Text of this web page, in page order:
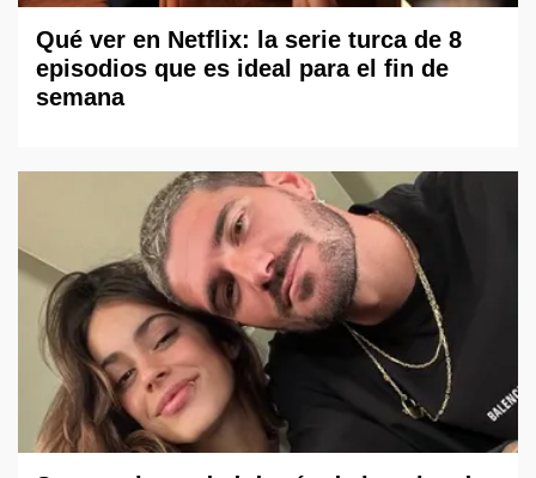
Qué ver en Netflix: la serie turca de 8
episodios que es ideal para el fin de
semana